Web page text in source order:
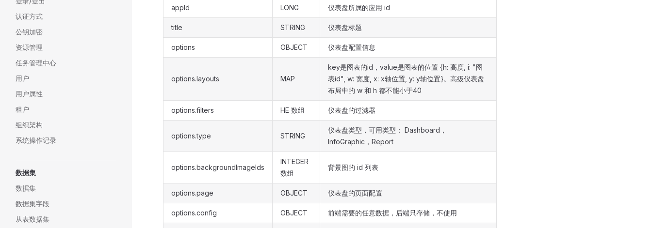
认证方式
公钥加密
资源管理
任务管理中心
用户
用户属性
租户
组织架构
系统操作记录
数据集
数据集
数据集字段
从表数据集
appId LONG 仪表盘所属的应用 id
title STRING 仪表盘标题
options OBJECT 仪表盘配置信息
options.layouts MAP
key是图表的id，value是图表的位置 {h: 高度, i: "图
表id", w: 宽度, x: x轴位置, y: y轴位置}。高级仪表盘
布局中的 w 和 h 都不能小于40
options.filters HE 数组 仪表盘的过滤器
options.type STRING
仪表盘类型，可用类型： Dashboard，
InfoGraphic，Report
options.backgroundImageIds
INTEGER
数组
背景图的 id 列表
options.page OBJECT 仪表盘的页面配置
options.config OBJECT 前端需要的任意数据，后端只存储，不使用